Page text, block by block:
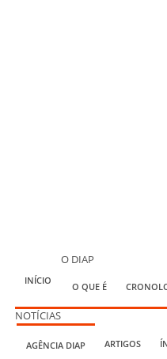
INÍCIO
O DIAP
O QUE É
NOTÍCIAS
AGÊNCIA DIAP ARTIGOS